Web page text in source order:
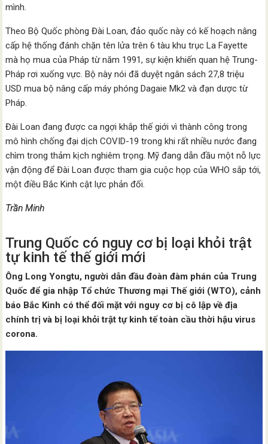
mình.
Theo Bộ Quốc phòng Đài Loan, đảo quốc này có kế hoạch nâng
cấp hệ thống đánh chặn tên lửa trên 6 tàu khu trục La Fayette
mà họ mua của Pháp từ năm 1991, sự kiện khiến quan hệ Trung-
Pháp rơi xuống vực. Bộ này nói đã duyệt ngân sách 27,8 triệu
USD mua bộ nâng cấp máy phóng Dagaie Mk2 và đạn dược từ
Pháp.
Đài Loan đang được ca ngợi khắp thế giới vì thành công trong
mô hình chống đại dịch COVID-19 trong khi rất nhiều nước đang
chìm trong thảm kịch nghiêm trọng. Mỹ đang dẫn đầu một nỗ lực
vận động để Đài Loan được tham gia cuộc họp của WHO sắp tới,
một điều Bắc Kinh cật lực phản đối.
Trần Minh
Trung Quốc có nguy cơ bị loại khỏi trật
tự kinh tế thế giới mới
Ông Long Yongtu, người dẫn đầu đoàn đàm phán của Trung
Quốc để gia nhập Tổ chức Thương mại Thế giới (WTO), cảnh
báo Bắc Kinh có thể đối mặt với nguy cơ bị cô lập về địa
chính trị và bị loại khỏi trật tự kinh tế toàn cầu thời hậu virus
corona.